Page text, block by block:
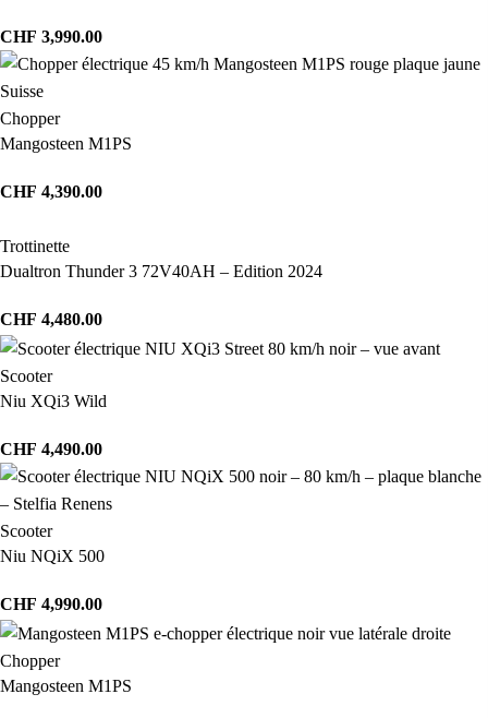
CHF 3,990.00
Chopper
Mangosteen M1PS
CHF 4,390.00
Trottinette
Dualtron Thunder 3 72V40AH – Edition 2024
CHF 4,480.00
Scooter
Niu XQi3 Wild
CHF 4,490.00
Scooter
Niu NQiX 500
CHF 4,990.00
Chopper
Mangosteen M1PS